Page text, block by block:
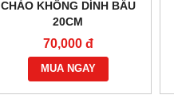
CHẢO KHÔNG DÍNH BẦU
20CM
70,000 đ
MUA NGAY